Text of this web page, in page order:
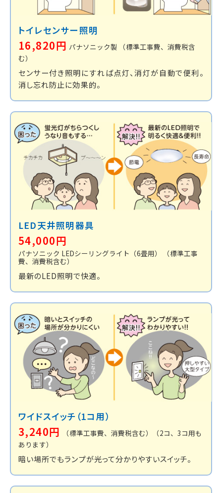
トイレセンサー照明
16,820円 パナソニック製 （標準工事費、消費税含
む）
センサー付き照明にすれば点灯、消灯が自動で便利。
消し忘れ防止に効果的。
LED天井照明器具
54,000円
パナソニック LEDシーリングライト（6畳用）
（標準工事
費、消費税含む）
最新のLED照明で快適。
ワイドスイッチ （1コ用）
3,240円 （標準工事費、消費税含む）
（2コ、3コ用も
あります）
暗い場所でもランプが光って分かりやすいスイッチ。